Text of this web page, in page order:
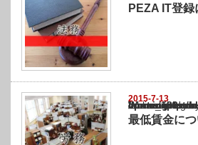
PEZA IT登録
2015-7-13
Warning
: Undefined array key
/home/netst/kuno-cpa.co.jp/
on line183
最低賃金に